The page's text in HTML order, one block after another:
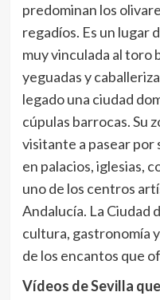
predominan los
regadíos. Es un lugar
muy vinculada al toro
yeguadas y
legado una ciudad
cúpulas barrocas. Su
visitante a pasear por
en palacios, iglesias,
uno de los centros
Andalucía. La Ciudad
cultura, gastronomía
de los encantos que
Vídeos de Sevilla